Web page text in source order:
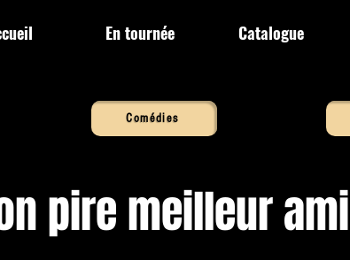
En tournée Catalogue
Comédies
pire meilleur ami